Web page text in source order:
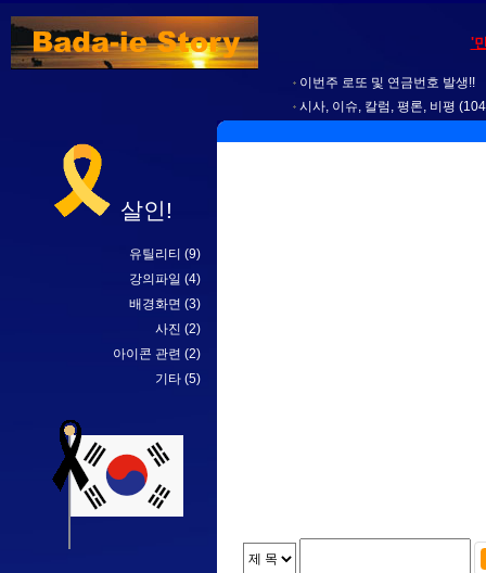
'
이번주 로또 및 연금번호 발생!!
시사, 이슈, 칼럼, 평론, 비평
살인!
유틸리티 (9)
강의파일 (4)
배경화면 (3)
사진 (2)
아이콘 관련 (2)
기타 (5)